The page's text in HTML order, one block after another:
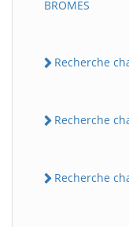
BROMES
Recherche
Recherche
Recherche